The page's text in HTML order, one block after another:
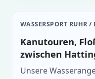
WASSERSPORT RUHR /
Kanutouren,
zwischen
Unsere